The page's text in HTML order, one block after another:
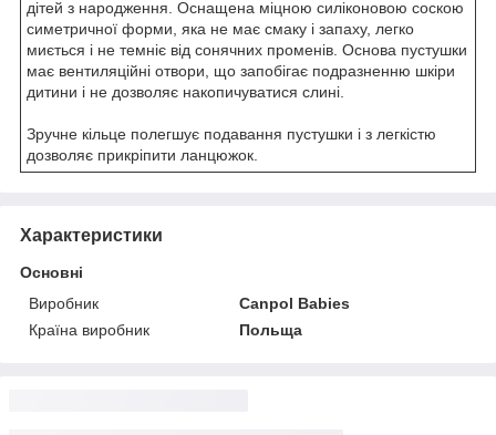
дітей з народження. Оснащена міцною силіконовою соскою
симетричної форми, яка не має смаку і запаху, легко
миється і не темніє від сонячних променів. Основа пустушки
має вентиляційні отвори, що запобігає подразненню шкіри
дитини і не дозволяє накопичуватися слині.
Зручне кільце полегшує подавання пустушки і з легкістю
дозволяє прикріпити ланцюжок.
Характеристики
Основні
Виробник
Canpol Babies
Країна виробник
Польща